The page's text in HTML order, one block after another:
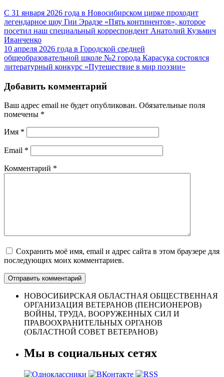
С 31 января 2026 года в Новосибирском цирке проходит
легендарное шоу Гии Эрадзе «Пять континентов», которое
посетил наш специальный корреспондент Анатолий Кузьмич
Иванченко
10 апреля 2026 года в Городской средней
общеобразовательной школе №2 города Карасука состоялся
литературный конкурс «Путешествие в мир поэзии»
Добавить комментарий
Ваш адрес email не будет опубликован. Обязательные поля
помечены *
Имя *
Email *
Комментарий *
Сохранить моё имя, email и адрес сайта в этом браузере для
последующих моих комментариев.
НОВОСИБИРСКАЯ ОБЛАСТНАЯ ОБЩЕСТВЕННАЯ
ОРГАНИЗАЦИЯ ВЕТЕРАНОВ (ПЕНСИОНЕРОВ)
ВОЙНЫ, ТРУДА, ВООРУЖЕННЫХ СИЛ И
ПРАВООХРАНИТЕЛЬНЫХ ОРГАНОВ
(ОБЛАСТНОЙ СОВЕТ ВЕТЕРАНОВ)
Мы в социальных сетях